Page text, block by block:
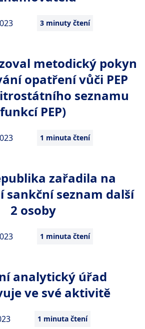
3 minuty čtení
1 minuta čtení
metodický pokyn
opatření vůči PEP
seznamu
funkcí PEP)
1 minuta čtení
zařadila na
seznam další
2 osoby
1 minuta čtení
analytický úřad
ve své aktivitě